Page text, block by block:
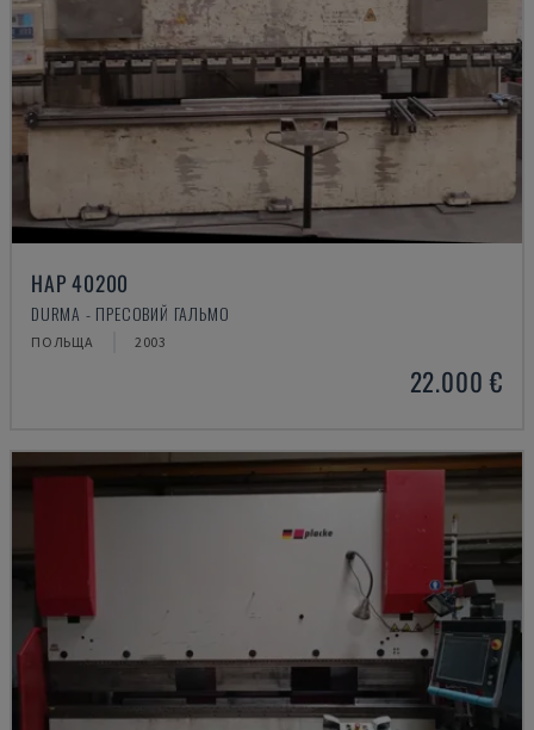
HAP 40200
DURMA - ПРЕСОВИЙ ГАЛЬМО
ПОЛЬЩА 2003
22.000 €